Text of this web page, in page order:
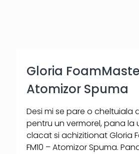
Gloria
Atomizor Spuma
Desi mi se pare o cheltuiala
pentru un vermorel, pana la
clacat si achizitionat Gloria
FM10 – Atomizor Spuma.